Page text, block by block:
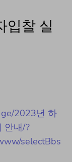
입찰 실
2023년 하
안내/?
selectBbs